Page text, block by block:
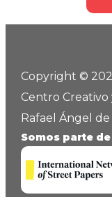
Copyright ©
Centro Creativo
Rafael Ángel de
Somos parte de